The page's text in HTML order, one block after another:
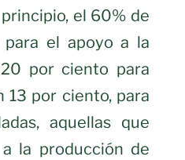
el 60% de
el apoyo a la
por ciento para
13 por ciento, para
aquellas que
la producción de